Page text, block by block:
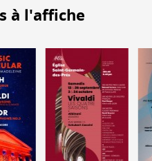
à l'affiche